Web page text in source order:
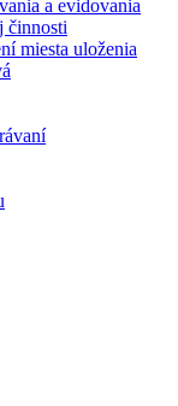
a evidovania
činnosti
miesta uloženia